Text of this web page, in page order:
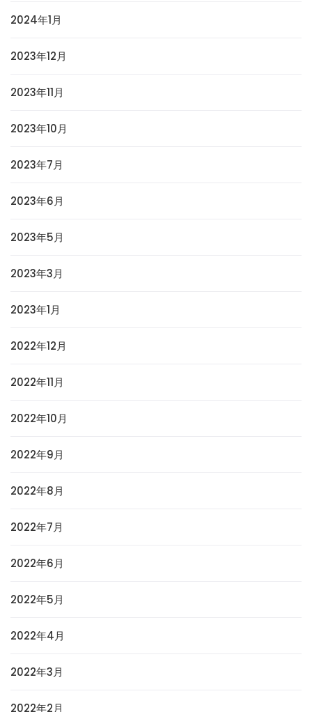
2024年1月
2023年12月
2023年11月
2023年10月
2023年7月
2023年6月
2023年5月
2023年3月
2023年1月
2022年12月
2022年11月
2022年10月
2022年9月
2022年8月
2022年7月
2022年6月
2022年5月
2022年4月
2022年3月
2022年2月